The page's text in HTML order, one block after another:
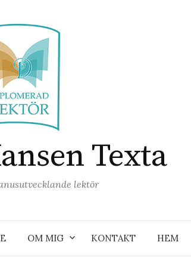
Texta
lektör
OM MIG KONTAKT HEM